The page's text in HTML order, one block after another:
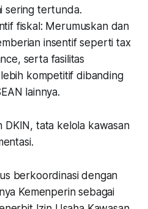
sering tertunda.
fiskal: Merumuskan dan
insentif seperti tax
serta fasilitas
kompetitif dibanding
lainnya.
DKIN, tata kelola kawasan
berkoordinasi dengan
Kemenperin sebagai